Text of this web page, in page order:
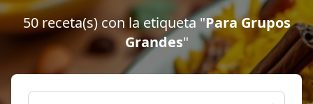
50 receta(s) con la etiqueta "Para Grupos
Grandes"